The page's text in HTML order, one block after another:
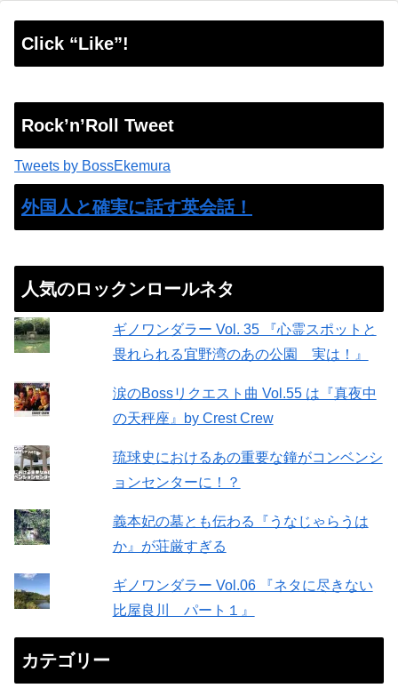
Click “Like”!
Rock’n’Roll Tweet
Tweets by BossEkemura
外国人と確実に話す英会話！
人気のロックンロールネタ
ギノワンダラー Vol. 35 『心霊スポットと
畏れられる宜野湾のあの公園 実は！』
涙のBossリクエスト曲 Vol.55 は『真夜中
の天秤座』by Crest Crew
琉球史におけるあの重要な鐘がコンベンシ
ョンセンターに！？
義本妃の墓とも伝わる『うなじゃらうは
か』が荘厳すぎる
ギノワンダラー Vol.06 『ネタに尽きない
比屋良川 パート１』
カテゴリー